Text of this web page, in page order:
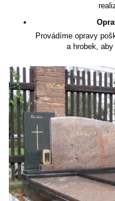
Provádíme opravy
a hrobek,